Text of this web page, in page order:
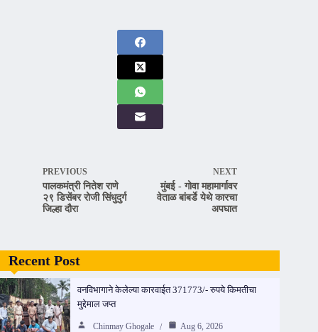
PREVIOUS
पालकमंत्री नितेश राणे
२९ डिसेंबर रोजी सिंधुदुर्ग
जिल्हा दौरा
NEXT
मुंबई - गोवा महामार्गावर
वेताळ बांबर्डे येथे कारचा
अपघात
Recent Post
वनविभागाने केलेल्या कारवाईत 371773/- रुपये किमतीचा
मुद्देमाल जप्त
Chinmay Ghogale Aug 6, 2026